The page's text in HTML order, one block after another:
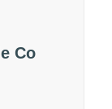
Co